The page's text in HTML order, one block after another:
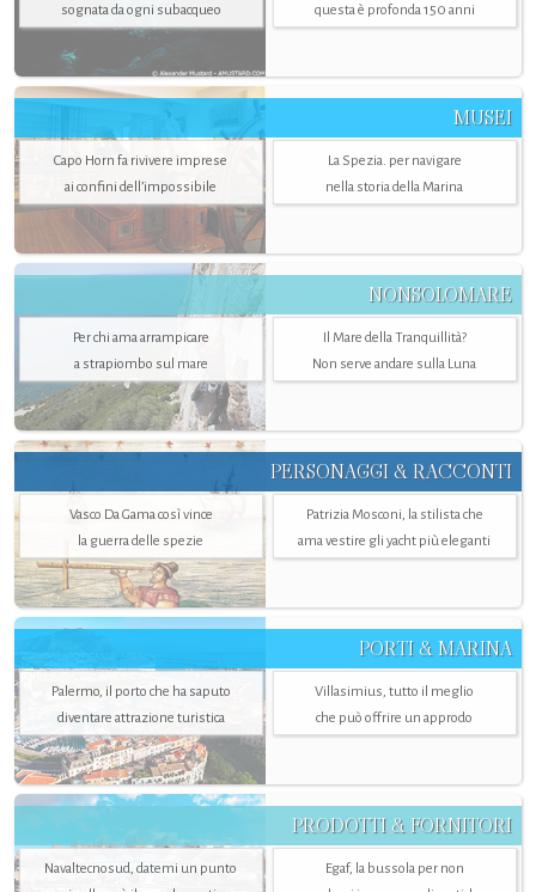
sognata da ogni subacqueo
questa è profonda 150 anni
MUSEI
Capo Horn fa rivivere imprese
ai confini dell’impossibile
La Spezia. per navigare
nella storia della Marina
NONSOLOMARE
Per chi ama arrampicare
a strapiombo sul mare
Il Mare della Tranquillità?
Non serve andare sulla Luna
PERSONAGGI & RACCONTI
Vasco Da Gama così vince
la guerra delle spezie
Patrizia Mosconi, la stilista che
ama vestire gli yacht più eleganti
PORTI & MARINA
Palermo, il porto che ha saputo
diventare attrazione turistica
Villasimius, tutto il meglio
che può offrire un approdo
PRODOTTI & FORNITORI
Navaltecnosud, datemi un punto
Egaf, la bussola per non